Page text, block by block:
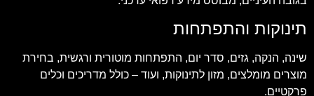
תינוקות והתפתחות
שינה, הנקה, גזים, סדר יום, התפתחות מוטורית ורגשית, בחירת
מוצרים מומלצים, מזון לתינוקות, ועוד – כולל מדריכים וכלים
פרקטיים.